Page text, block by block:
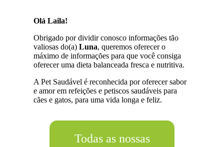
Olá Laila!
Obrigado por dividir conosco informações tão
valiosas do(a)Luna, queremos oferecer o
máximo de informações para que você consiga
oferecer uma dieta balanceada fresca e nutritiva.
A Pet Saudável é reconhecida por oferecer sabor
e amor em refeições e petiscos saudáveis para
cães e gatos, para uma vida longa e feliz.
Todas as nossas